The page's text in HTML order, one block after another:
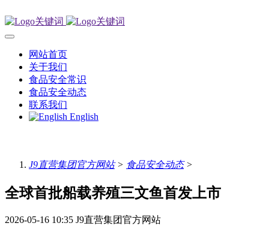
网站首页
关于我们
食品安全常识
食品安全动态
联系我们
English
J9直营集团官方网站> 食品安全动态>
全球首批船载养殖三文鱼首发上市
2026-05-16 10:35 J9直营集团官方网站